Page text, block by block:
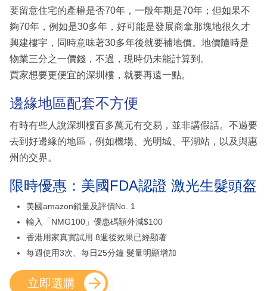
要留意住宅的產權是否70年，一般年期是70年；但如果不
夠70年，例如是30多年，好可能是發展商拿那塊地很久才
興建樓宇，同時意味著30多年後就要補地價。地價隨時是
物業三分之一價錢，不過，現時仍未能計算到。
買家想要更便宜的深圳樓，就要再遠一點。
邊緣地區配套不方便
有時有些人說深圳樓百多萬元有交易，並非講假話。不過要
去到好邊緣的地區，例如機場、光明城、平湖站，以及與惠
州的交界。
限時優惠：美國FDA認證 激光生髮頭盔
美國amazon鎖量及評價No. 1
輸入「NMG100」優惠碼額外減$100
香港用家真實試用 8週後效果已經顯著
每週使用3次、每日25分鐘 髮量明顯增加
立即選購